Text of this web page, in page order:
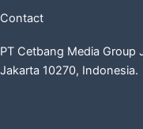
Contact
PT Cetbang Media Group
Jakarta 10270, Indonesia.